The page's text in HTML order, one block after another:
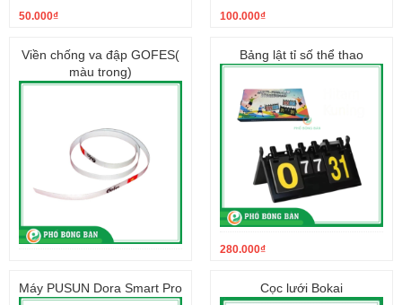
50.000₫ 100.000₫
Viền chống va đập GOFES(
màu trong)
Bảng lật tỉ số thể thao
280.000₫
Máy PUSUN Dora Smart Pro Cọc lưới Bokai